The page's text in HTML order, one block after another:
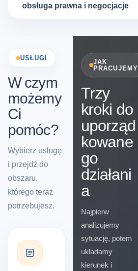
obsługa prawna i negocjacje
USŁUGI
W czym
możemy
Ci
pomóc?
Wybierz usługę
i przejdź do
obszaru,
którego teraz
potrzebujesz.
JAK
PRACUJEMY
Trzy
kroki do
uporząd
kowane
go
działani
a
Najpierw
analizujemy
sytuację, potem
układamy
kierunek i